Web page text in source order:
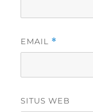
EMAIL *
SITUS WEB